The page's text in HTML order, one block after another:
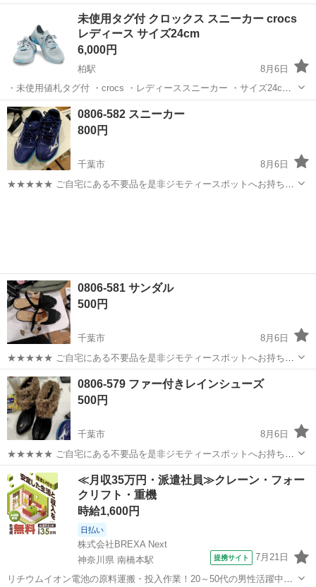
ー ヌーディピンク ・定型文には返信しません ・お取引希望の方はご
都合の良い日時をいくつか記載してご連絡ください ・複数点購入以外
値...
柏駅 靴 ヒール
未使用タグ付 クロックス スニーカー crocs
レディース サイズ24cm
6,000円
柏駅
8月6日
・未使用値札タグ付 ・crocs ・レディーススニーカー ・サイズ24cm
重量506g ・カラー ライトグレー ・定型文には返信しません ・お取引
希望の方はご都合の良い日時をいくつか記載してご連絡ください ・複
数点購入...
千葉 柏市 柏駅
0806-582 スニーカー
800円
千葉市
8月6日
★★★★★ ご自宅にある不要品を是非ジモティースポットへお持ち込
0806-581 サンダル
500円
千葉市
8月6日
★★★★★ ご自宅にある不要品を是非ジモティースポットへお持ち込
みしませんか？ 家電、趣味・スポーツ・レジャー用品、こども用品、
衣料服飾品、生活雑貨、家具、本、CD・DVDなどが無料でまとめて持
ち込めます！ ※詳細はこ...
千葉 千葉市
0806-579 ファー付きレインシューズ
500円
千葉市
8月6日
★★★★★ ご自宅にある不要品を是非ジモティースポットへお持ち込
みしませんか？ 家電、趣味・スポーツ・レジャー用品、こども用品、
衣料服飾品、生活雑貨、家具、本、CD・DVDなどが無料でまとめて持
ち込めます！ ※詳細はこ...
千葉 千葉市 靴 現地
≪月収35万円・派遣社員≫クレーン・フォー
クリフト・重機
時給1,600円
日払い
株式会社BREXA Next
神奈川県 南橋本駅
提携サイト 7月21日
リチウムイオン電池の原料運搬・投入作業！20～50代の男性活躍中★